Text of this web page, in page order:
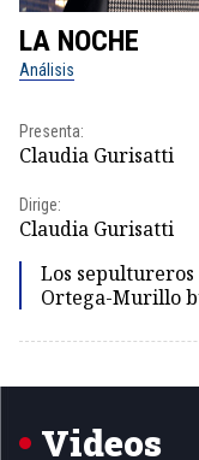
LA NOCHE
Análisis
Presenta:
Claudia Gurisatti
Dirige:
Claudia Gurisatti
Los
Ortega-Murillo
1
Videos